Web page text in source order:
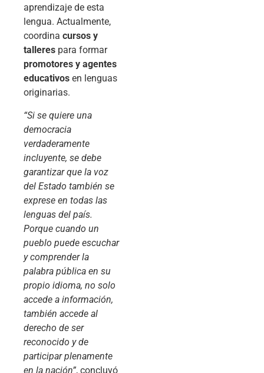
aprendizaje de esta
lengua. Actualmente,
coordina cursos y
talleres para formar
promotores y agentes
educativos en lenguas
originarias.
“Si se quiere una
democracia
verdaderamente
incluyente, se debe
garantizar que la voz
del Estado también se
exprese en todas las
lenguas del país.
Porque cuando un
pueblo puede escuchar
y comprender la
palabra pública en su
propio idioma, no solo
accede a información,
también accede al
derecho de ser
reconocido y de
participar plenamente
en la nación”, concluyó